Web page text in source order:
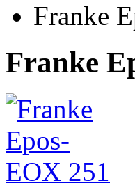
Franke
Franke